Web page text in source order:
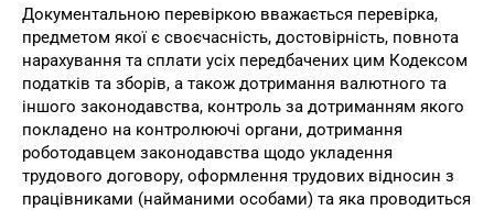
Документальною перевіркою вважається перевірка,
предметом якої є своєчасність, достовірність, повнота
нарахування та сплати усіх передбачених цим Кодексом
податків та зборів, а також дотримання валютного та
іншого законодавства, контроль за дотриманням якого
покладено на контролюючі органи, дотримання
роботодавцем законодавства щодо укладення
трудового договору, оформлення трудових відносин з
працівниками (найманими особами) та яка проводиться